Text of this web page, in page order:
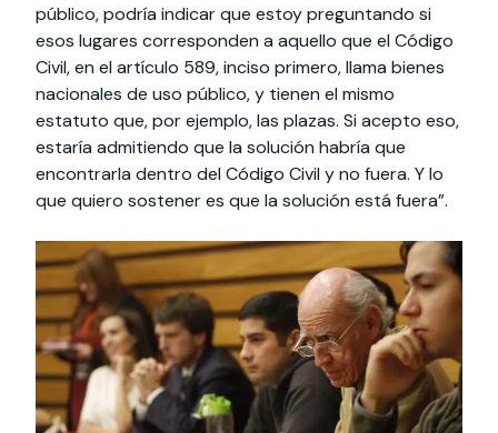
público, podría indicar que estoy preguntando si
esos lugares corresponden a aquello que el Código
Civil, en el artículo 589, inciso primero, llama bienes
nacionales de uso público, y tienen el mismo
estatuto que, por ejemplo, las plazas. Si acepto eso,
estaría admitiendo que la solución habría que
encontrarla dentro del Código Civil y no fuera. Y lo
que quiero sostener es que la solución está fuera”.